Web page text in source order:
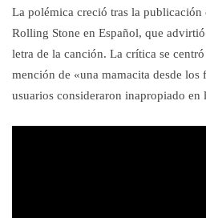
La polémica creció tras la publicación
Rolling Stone en Español, que
letra de la canción. La crítica se
mención de «una mamacita desde
usuarios consideraron inapropiado en